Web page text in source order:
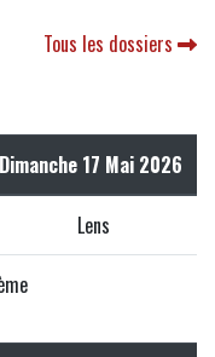
Tous les dossiers
Dimanche 17 Mai 2026
Lens